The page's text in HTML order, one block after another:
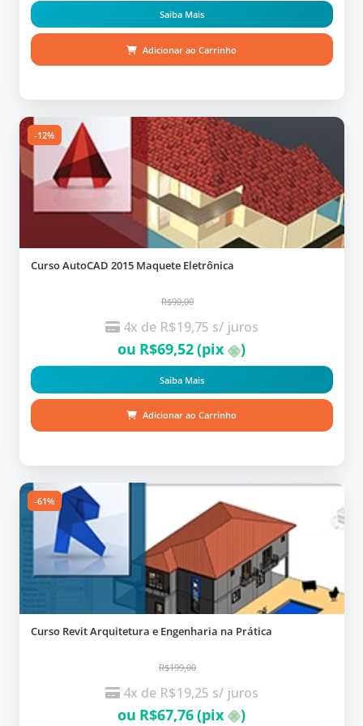
Saiba Mais
Adicionar ao Carrinho
-12%
Curso AutoCAD 2015 Maquete Eletrônica
R$90,00
4x de R$19,75 s/ juros
ou R$69,52(pix )
Saiba Mais
Adicionar ao Carrinho
-61%
Curso Revit Arquitetura e Engenharia na Prática
R$199,00
4x de R$19,25 s/ juros
ou R$67,76(pix )